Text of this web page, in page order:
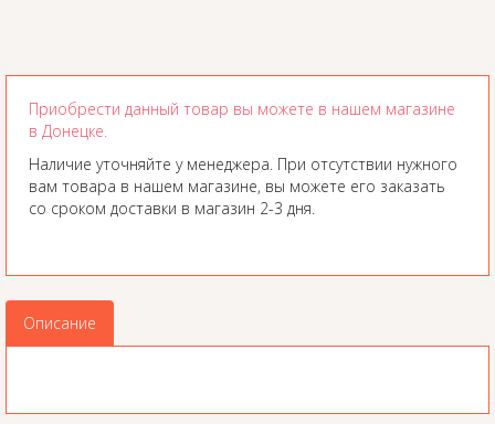
Приобрести данный товар вы можете в нашем магазине
в Донецке.
Наличие уточняйте у менеджера. При отсутствии нужного
вам товара в нашем магазине, вы можете его заказать
со сроком доставки в магазин 2-3 дня.
Описание